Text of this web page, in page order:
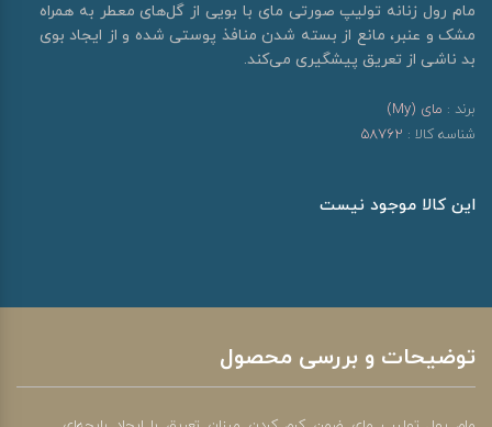
مام رول زنانه تولیپ صورتی مای با بویی از گل‌های معطر به همراه
مشک و عنبر، مانع از بسته شدن منافذ پوستی شده و از ایجاد بوی
بد ناشی از تعریق پیشگیری می‌کند.
برند : مای (My)
شناسه کالا : 58762
این کالا موجود نیست
توضیحات و بررسی محصول